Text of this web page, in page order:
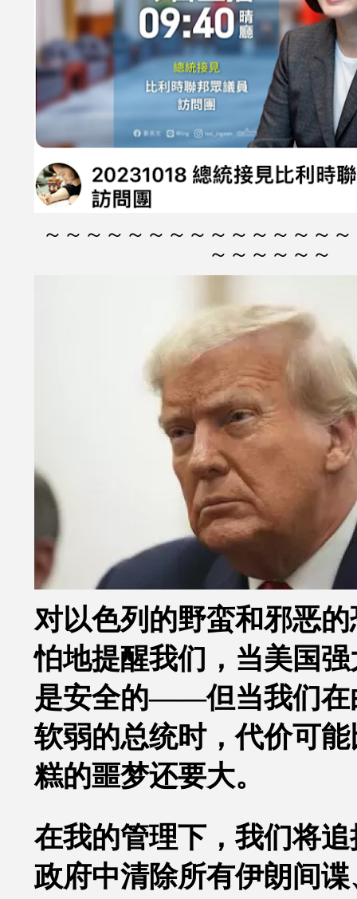
～～～～～～～～～～～～～～
～～～～～～
对以色列的野蛮和邪恶
怕地提醒我们，当美国
是安全的——但当我们
软弱的总统时，代价可
糕的噩梦还要大。
在我的管理下，我们将
政府中清除所有伊朗间